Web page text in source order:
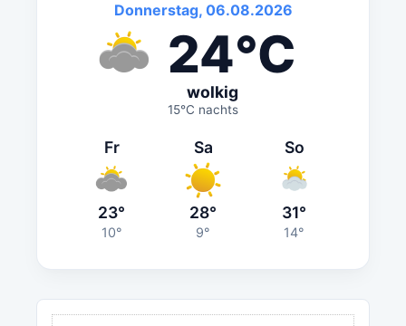
Donnerstag, 06.08.2026
24°C
wolkig
15°C nachts
Fr
23°
10°
Sa
28°
9°
So
31°
14°